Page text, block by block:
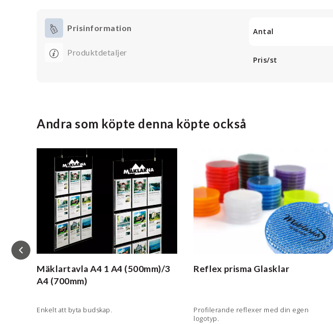
Prisinformation
Produktdetaljer
Antal
Pris/st
Andra som köpte denna köpte också
Mäklartavla A4 1 A4 (500mm)/3
A4 (700mm)
Enkelt att byta budskap.
Reflex prisma Glasklar
Profilerande reflexer med din egen
logotyp.